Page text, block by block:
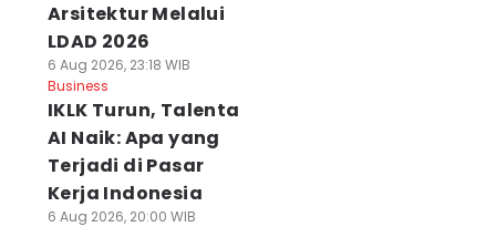
Arsitektur Melalui
LDAD 2026
6 Aug 2026, 23:18 WIB
Business
IKLK Turun, Talenta
AI Naik: Apa yang
Terjadi di Pasar
Kerja Indonesia
6 Aug 2026, 20:00 WIB